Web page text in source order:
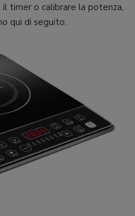
timer o calibrare la potenza,
qui di seguito.